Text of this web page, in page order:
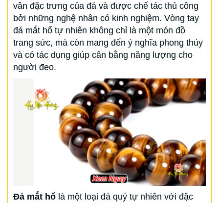
vân đặc trưng của đá và được chế tác thủ công
bởi những nghệ nhân có kinh nghiệm. Vòng tay
đá mắt hổ tự nhiên không chỉ là một món đồ
trang sức, mà còn mang đến ý nghĩa phong thủy
và có tác dụng giúp cân bằng năng lượng cho
người đeo.
Đá mắt hổ là một loại đá quý tự nhiên với đặc